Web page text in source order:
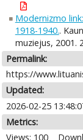
Modernizmo
1918-1940..
muziejus, 2001.
Permalink:
https://
Updated:
2026-02-25
Metrics:
Views: 100